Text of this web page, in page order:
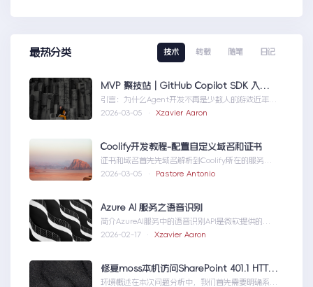
最热分类 技术 转载 随笔 日记
MVP 聚技站｜GitHub Copilot SDK 入门：五分钟构建你的第一个 AI Agent
引言：为什么Agent开发不再是少数人的游戏近年
来，随着人工智能技术的快速发展，AIAgen...MVP
2026-03-05 · Xzavier Aaron
Coolify开发教程-配置自定义域名和证书
证书和域名首先先域名解析到Coolify所在的服务
器，然后获取你的证书NGINX版本的，这里就不
2026-03-05 · Pastore Antonio
Azure AI 服务之语音识别
简介AzureAI服务中的语音识别API是微软提供的一
项先进技术，旨在帮助开发者轻松实现语...AzureAI
2026-02-17 · Xzavier Aaron
修复moss本机访问SharePoint 401.1 HTTP错误
环境概述在本次问题分析中，我们首先需要明确系统